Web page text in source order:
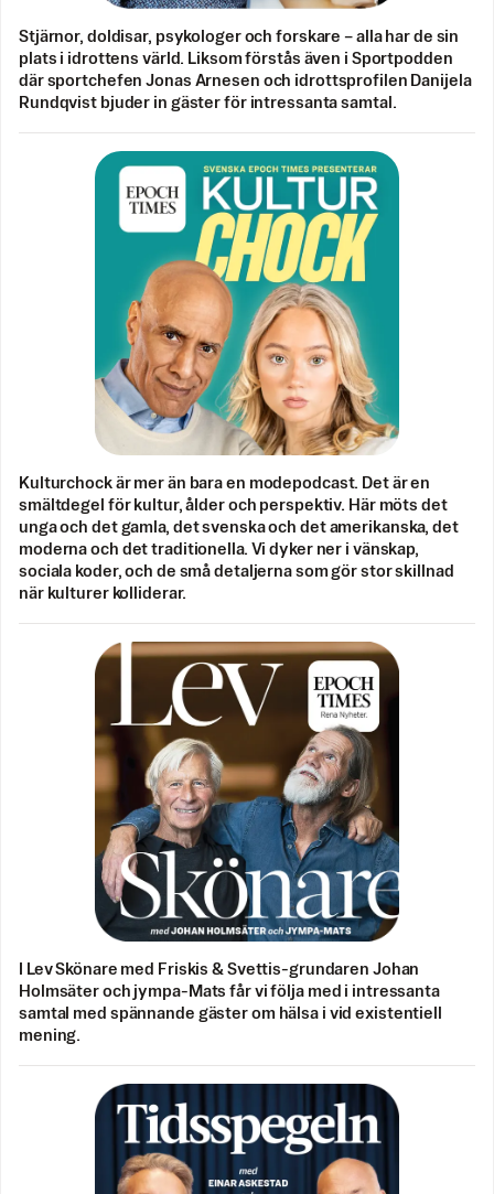
Stjärnor, doldisar, psykologer och forskare – alla har de sin
plats i idrottens värld. Liksom förstås även i Sportpodden
där sportchefen Jonas Arnesen och idrottsprofilen Danijela
Rundqvist bjuder in gäster för intressanta samtal.
Kulturchock är mer än bara en modepodcast. Det är en
smältdegel för kultur, ålder och perspektiv. Här möts det
unga och det gamla, det svenska och det amerikanska, det
moderna och det traditionella. Vi dyker ner i vänskap,
sociala koder, och de små detaljerna som gör stor skillnad
när kulturer kolliderar.
I Lev Skönare med Friskis & Svettis-grundaren Johan
Holmsäter och jympa-Mats får vi följa med i intressanta
samtal med spännande gäster om hälsa i vid existentiell
mening.